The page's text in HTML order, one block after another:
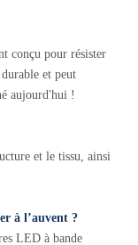
conçu pour résister
et peut
aujourd'hui !
et le tissu, ainsi
à l’auvent ?
LED à bande